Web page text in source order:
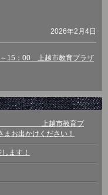
2026年2月4日
15：00 上越市教育プラザ
㊏ 上越市教育プ
お出かけください！
ます！